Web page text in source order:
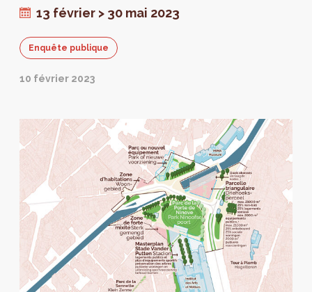
13 février > 30 mai 2023
Enquête publique
10 février 2023